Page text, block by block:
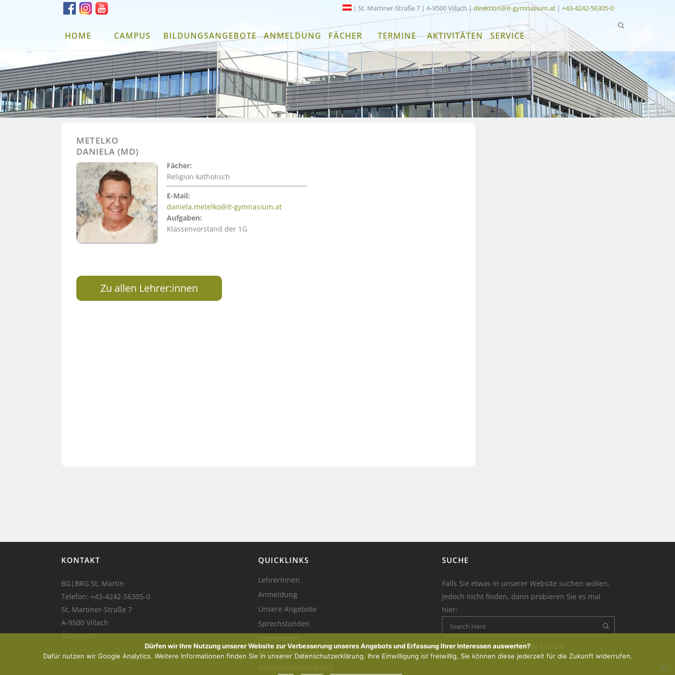
| St. Martiner-Straße 7 | A-9500 Villach |direktion@it-gymnasium.at | +43-4242-56305-0
HOME CAMPUS BILDUNGSANGEBOTE ANMELDUNG FÄCHER TERMINE AKTIVITÄTEN SERVICE
METELKO
DANIELA (MD)
Fächer:
Religion katholisch
E-Mail:
daniela.metelko@it-gymnasium.at
Aufgaben:
Klassenvorstand der 1G
Zu allen Lehrer:innen
KONTAKT
BG|BRG St. Martin
Telefon: +43-4242-56305-0
St. Martiner-Straße 7
A-9500 Villach
Österreich
QUICKLINKS
LehrerInnen
Anmeldung
Unsere Angebote
Sprechstunden
Abendgymnasium
SUCHE
Falls Sie etwas in unserer Website suchen wollen,
jedoch nicht finden, dann probieren Sie es mal
hier:
Ikon der Kerze : designed by Freepik
Dürfen wir Ihre Nutzung unserer Website zur Verbesserung unseres Angebots und Erfassung Ihrer Interessen auswerten?
Dafür nutzen wir Google Analytics. Weitere Informationen finden Sie in unserer Datenschutzerklärung. Ihre Einwilligung ist freiwillig, Sie können diese jederzeit für die Zukunft widerrufen.